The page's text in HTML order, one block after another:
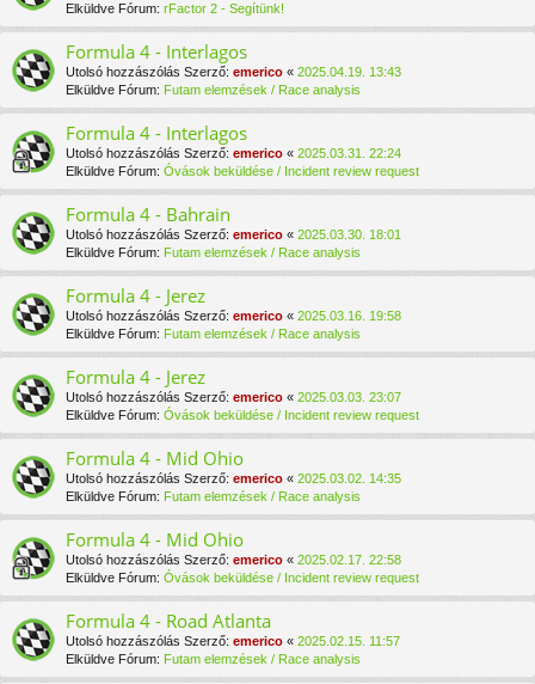
Elküldve Fórum: rFactor 2 - Segítünk!
Formula 4 - Interlagos
Utolsó hozzászólás Szerző: emerico « 2025.04.19. 13:43
Elküldve Fórum: Futam elemzések / Race analysis
Formula 4 - Interlagos
Utolsó hozzászólás Szerző: emerico « 2025.03.31. 22:24
Elküldve Fórum: Óvások beküldése / Incident review request
Formula 4 - Bahrain
Utolsó hozzászólás Szerző: emerico « 2025.03.30. 18:01
Elküldve Fórum: Futam elemzések / Race analysis
Formula 4 - Jerez
Utolsó hozzászólás Szerző: emerico « 2025.03.16. 19:58
Elküldve Fórum: Futam elemzések / Race analysis
Formula 4 - Jerez
Utolsó hozzászólás Szerző: emerico « 2025.03.03. 23:07
Elküldve Fórum: Óvások beküldése / Incident review request
Formula 4 - Mid Ohio
Utolsó hozzászólás Szerző: emerico « 2025.03.02. 14:35
Elküldve Fórum: Futam elemzések / Race analysis
Formula 4 - Mid Ohio
Utolsó hozzászólás Szerző: emerico « 2025.02.17. 22:58
Elküldve Fórum: Óvások beküldése / Incident review request
Formula 4 - Road Atlanta
Utolsó hozzászólás Szerző: emerico « 2025.02.15. 11:57
Elküldve Fórum: Futam elemzések / Race analysis